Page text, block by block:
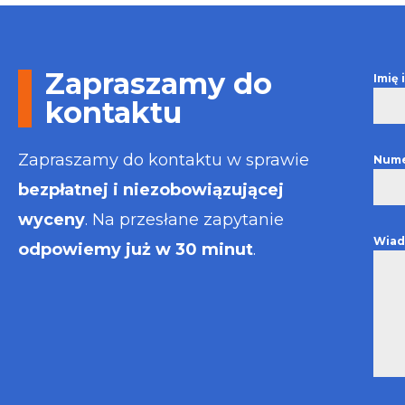
wystawiona
Zapraszamy do
kontaktu
Zapraszamy do kontaktu w sprawie
bezpłatnej i niezobowiązującej
wyceny. Na przesłane zapytanie
odpowiemy już w 30 minut.
Imię